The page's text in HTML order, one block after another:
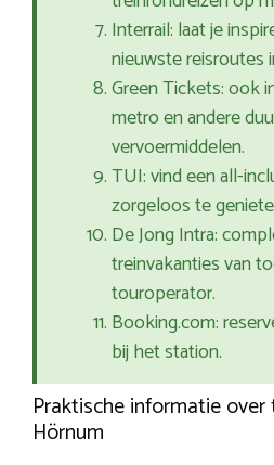
Interrail: laat je
nieuwste reisroutes
Green Tickets: ook
metro en andere
vervoermiddelen.
TUI: vind een all-
zorgeloos te
De Jong Intra:
treinvakanties van
touroperator.
Booking.com:
bij het station.
Praktische informatie
Hörnum